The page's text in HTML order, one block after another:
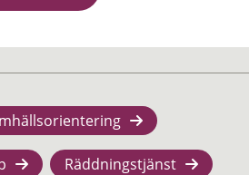
Räddningstjänst